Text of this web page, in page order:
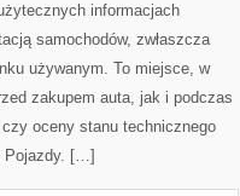
informacjach
samochodów, zwłaszcza
używanym. To miejsce, w
zakupem auta, jak i podczas
oceny stanu technicznego
Pojazdy. […]